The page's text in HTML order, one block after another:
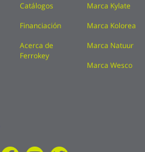
Catálogos
Financiación
Acerca de
Ferrokey
Marca Kylate
Marca Kolorea
Marca Natuur
Marca Wesco